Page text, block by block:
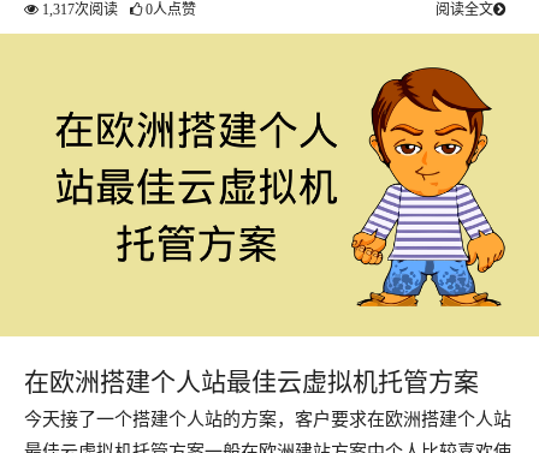
1,317次阅读 0人点赞 阅读全文
在欧洲搭建个人站最佳云虚拟机托管方案
今天接了一个搭建个人站的方案，客户要求在欧洲搭建个人站